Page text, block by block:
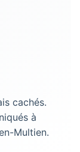
cachés.
à
Multien.